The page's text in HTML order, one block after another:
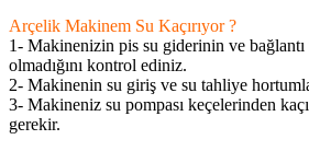
Arçelik Makinem Su Kaçırıyor ?
1- Makinenizin pis su giderinin ve bağlantı
olmadığını kontrol ediniz.
2- Makinenin su giriş ve su tahliye
3- Makineniz su pompası keçelerinden
gerekir.